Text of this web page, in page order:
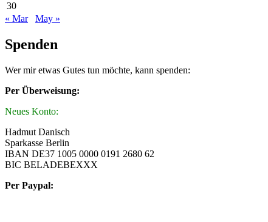
30
« Mar
May »
Spenden
Wer mir etwas Gutes tun möchte, kann spenden:
Per Überweisung:
Neues Konto:
Hadmut Danisch
Sparkasse Berlin
IBAN DE37 1005 0000 0191 2680 62
BIC BELADEBEXXX
Per Paypal: